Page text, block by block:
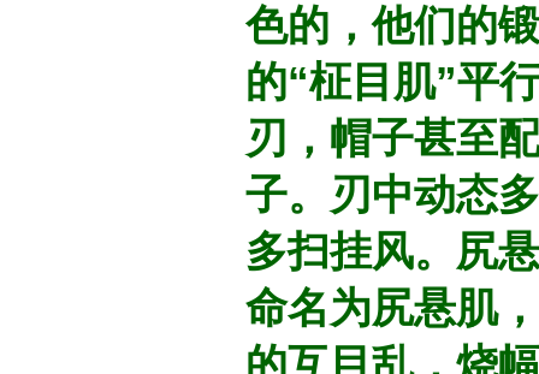
色的，他们的
的“柾目肌”平
刃，帽子甚至
子。刃中动态
多扫挂风。尻
命名为尻悬肌
的互目乱，烧